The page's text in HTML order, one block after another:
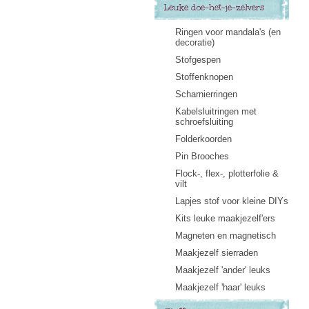
Leuke doe-het-je-zelvers
Ringen voor mandala's (en
decoratie)
Stofgespen
Stoffenknopen
Scharnierringen
Kabelsluitringen met
schroefsluiting
Folderkoorden
Pin Brooches
Flock-, flex-, plotterfolie &
vilt
Lapjes stof voor kleine DIYs
Kits leuke maakjezelf'ers
Magneten en magnetisch
Maakjezelf sierraden
Maakjezelf 'ander' leuks
Maakjezelf 'haar' leuks